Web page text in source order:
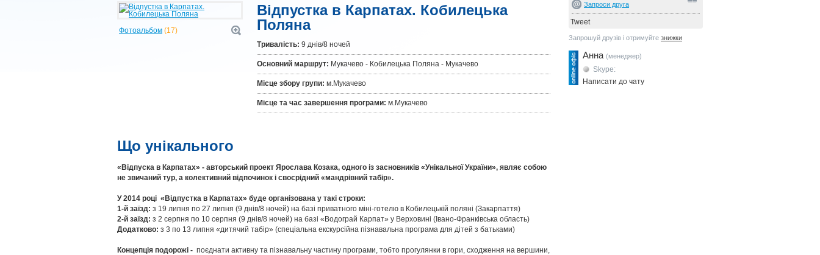
Фотоальбом (17)
Відпустка в Карпатах. Кобилецька
Поляна
Тривалiсть: 9 днів/8 ночей
Основний маршрут: Мукачево - Кобилецька Поляна - Мукачево
Місце збору групи: м.Мукачево
Місце та час завершення програми: м.Мукачево
Що унікального
«Відпуска в Карпатах» - авторський проект Ярослава Козака, одного із засновників «Унікальної України», являє собою
не звичаний тур, а колективний відпочинок і своєрідний «мандрівний табір».
У 2014 році «Відпустка в Карпатах» буде організована у такі строки:
1-й заїзд: з 19 липня по 27 липня (9 днів/8 ночей) на базі приватного міні-готелю в Кобилецькій поляні (Закарпаття)
2-й заїзд: з 2 серпня по 10 серпня (9 днів/8 ночей) на базі «Водограй Карпат» у Верховині (Івано-Франківська область)
Додатково: з 3 по 13 липня «дитячий табір» (спеціальна екскурсійна пізнавальна програма для дітей з батьками)
Концепція подорожі - поєднати активну та пізнавальну частину програми, тобто прогулянки в гори, сходження на вершини,
Запроси друга
Tweet
Запрошуй друзів і отримуйте знижки
Анна (менеджер)
Skype:
Написати до чату